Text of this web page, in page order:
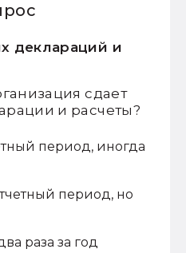
деклараций и
сдает
и расчеты?
период, иногда
период, но
раза за год